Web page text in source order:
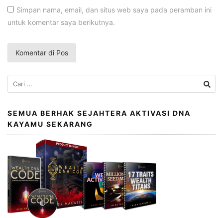
Simpan nama, email, dan situs web saya pada peramban ini
untuk komentar saya berikutnya.
Cari
untuk:
SEMUA BERHAK SEJAHTERA AKTIVASI DNA
KAYAMU SEKARANG